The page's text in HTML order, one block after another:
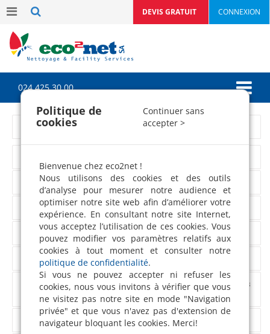
CONNEXION
DEVIS GRATUIT
024 425 30 00
Nettoyage de fin de chantier
Le nettoyage de fin de chantier en deux étapes !
Prestations comprise
Débarrassage et évacuation des déchets et résidus
Remise en état des sols, des murs et des plafonds
Lavage, grattage et dégraissage des portes, des fenêtres
et des vitres
Désinfection des sanitaires et des cuisines
Politique de
cookies
Continuer sans
accepter >
Bienvenue chez eco2net !
Nous utilisons des cookies et des outils
d’analyse pour mesurer notre audience et
optimiser notre site web afin d’améliorer votre
expérience. En consultant notre site Internet,
vous acceptez l’utilisation de ces cookies. Vous
pouvez modifier vos paramètres relatifs aux
cookies à tout moment et consulter notre
politique de confidentialité.
Si vous ne pouvez accepter ni refuser les
cookies, nous vous invitons à vérifier que vous
ne visitez pas notre site en mode "Navigation
privée" et que vous n'avez pas d'extension de
navigateur bloquant les cookies. Merci!